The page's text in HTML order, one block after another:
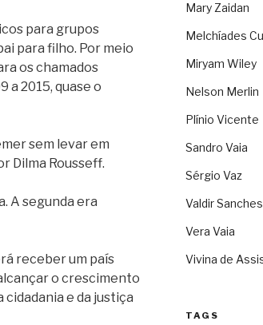
para grupos
para filho. Por meio
os chamados
a 2015, quase o
sem levar em
Dilma Rousseff.
A segunda era
receber um país
o crescimento
e da justiça
Mary Zaidan
Melchíades
Miryam Wiley
Nelson Merlin
Plínio Vicente
Sandro Vaia
Sérgio Vaz
Valdir Sanches
Vera Vaia
Vivina de
TAGS